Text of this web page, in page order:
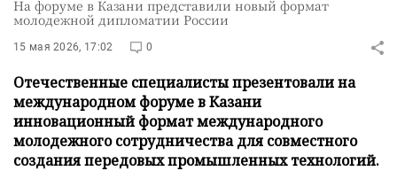
На форуме в Казани представили новый формат
молодежной дипломатии России
15 мая 2026, 17:02 0
Отечественные специалисты презентовали на
международном форуме в Казани
инновационный формат международного
молодежного сотрудничества для совместного
создания передовых промышленных технологий.